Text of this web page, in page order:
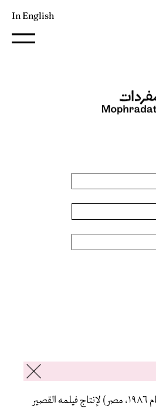
In English
أحمد الغنيمي (مواليد عام ١٩٨٦، مصر) لإنتاج فيلمه القصير